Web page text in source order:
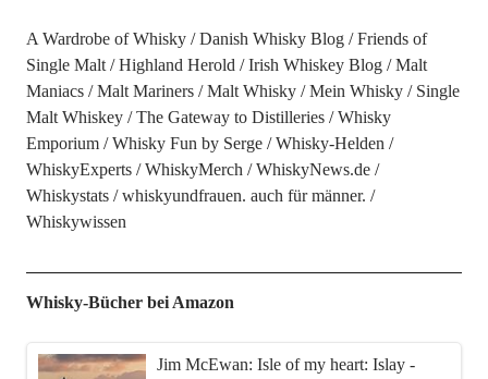
A Wardrobe of Whisky Danish Whisky Blog
Friends of
Single Malt
Highland Herold Irish Whiskey Blog
Malt
Maniacs
Malt Mariners Malt Whisky Mein Whisky
Single
Malt Whiskey
The Gateway to Distilleries
Whisky
Emporium
Whisky Fun by Serge
Whisky-Helden
WhiskyExperts
WhiskyMerch
WhiskyNews.de
Whiskystats
whiskyundfrauen. auch für männer.
Whiskywissen
Whisky-Bücher bei Amazon
Jim McEwan: Isle of my heart: Islay -